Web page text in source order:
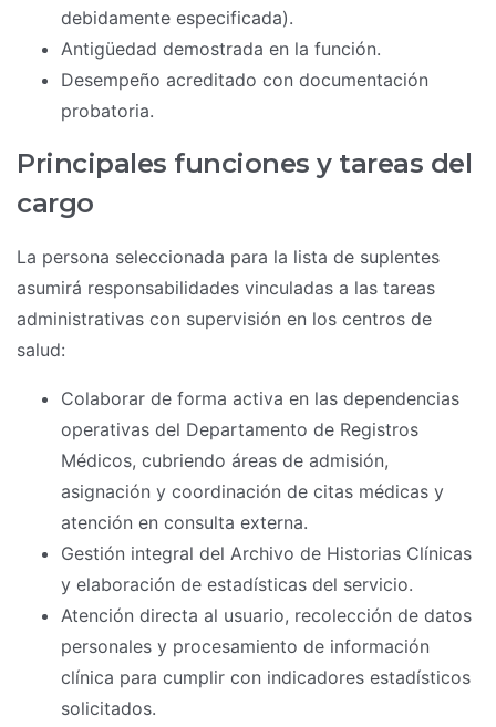
debidamente especificada).
Antigüedad demostrada en la función.
Desempeño acreditado con documentación
probatoria.
Principales funciones y tareas del
cargo
La persona seleccionada para la lista de suplentes
asumirá responsabilidades vinculadas a las tareas
administrativas con supervisión en los centros de
salud:
Colaborar de forma activa en las dependencias
operativas del Departamento de Registros
Médicos, cubriendo áreas de admisión,
asignación y coordinación de citas médicas y
atención en consulta externa.
Gestión integral del Archivo de Historias Clínicas
y elaboración de estadísticas del servicio.
Atención directa al usuario, recolección de datos
personales y procesamiento de información
clínica para cumplir con indicadores estadísticos
solicitados.